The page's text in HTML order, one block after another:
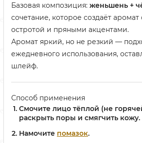
Базовая композиция: женьшень +
сочетание, которое создаёт аромат
остротой и пряными акцентами.
Аромат яркий, но не резкий —
ежедневного использования,
шлейф.
Способ применения
Смочите лицо тёплой (не
раскрыть поры и смягчить кожу.
Намочите помазок.